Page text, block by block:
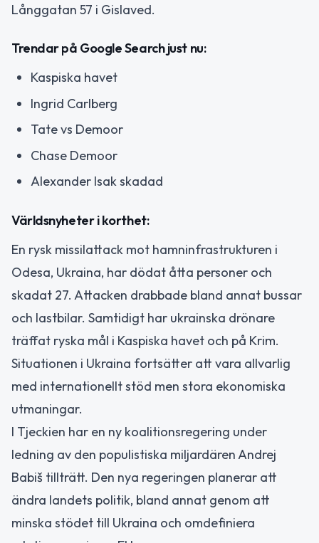
Långgatan 57 i Gislaved.
Trendar på Google Search just nu:
Kaspiska havet
Ingrid Carlberg
Tate vs Demoor
Chase Demoor
Alexander Isak skadad
Världsnyheter i korthet:
En rysk missilattack mot hamninfrastrukturen i
Odesa, Ukraina, har dödat åtta personer och
skadat 27. Attacken drabbade bland annat bussar
och lastbilar. Samtidigt har ukrainska drönare
träffat ryska mål i Kaspiska havet och på Krim.
Situationen i Ukraina fortsätter att vara allvarlig
med internationellt stöd men stora ekonomiska
utmaningar.
I Tjeckien har en ny koalitionsregering under
ledning av den populistiska miljardären Andrej
Babiš tillträtt. Den nya regeringen planerar att
ändra landets politik, bland annat genom att
minska stödet till Ukraina och omdefiniera